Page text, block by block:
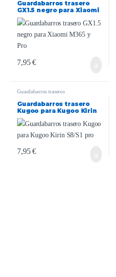
Guardabarros trasero
GX1.5 negro para Xiaomi
M365 y Pro
7,95€
Guardabarros traseros
Guardabarros trasero
Kugoo para Kugoo Kirin
S8/S1 pro
7,95€